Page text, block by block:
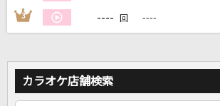
カラオケ最新情報をチェック！
3 ---- 回 ----
カラオケ店舗検索